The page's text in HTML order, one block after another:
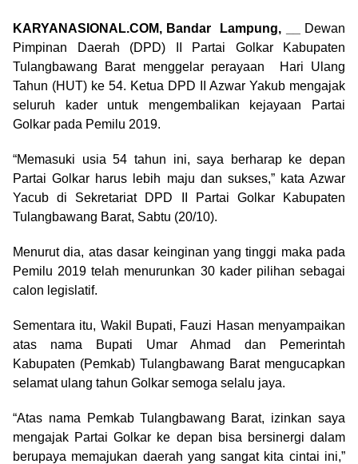
KARYANASIONAL.COM, Bandar Lampung, __
Dewan
Pimpinan Daerah (DPD) II Partai Golkar Kabupaten
Tulangbawang Barat menggelar perayaan Hari Ulang
Tahun (HUT) ke 54. Ketua DPD II Azwar Yakub mengajak
seluruh kader untuk mengembalikan kejayaan Partai
Golkar pada Pemilu 2019.
“Memasuki usia 54 tahun ini, saya berharap ke depan
Partai Golkar harus lebih maju dan sukses,” kata Azwar
Yacub di Sekretariat DPD II Partai Golkar Kabupaten
Tulangbawang Barat, Sabtu (20/10).
Menurut dia, atas dasar keinginan yang tinggi maka pada
Pemilu 2019 telah menurunkan 30 kader pilihan sebagai
calon legislatif.
Sementara itu, Wakil Bupati, Fauzi Hasan menyampaikan
atas nama Bupati Umar Ahmad dan Pemerintah
Kabupaten (Pemkab) Tulangbawang Barat mengucapkan
selamat ulang tahun Golkar semoga selalu jaya.
“Atas nama Pemkab Tulangbawang Barat, izinkan saya
mengajak Partai Golkar ke depan bisa bersinergi dalam
berupaya memajukan daerah yang sangat kita cintai ini,”